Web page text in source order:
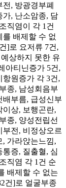
, 방광경부폐
가, 난소암종, 담
직염이 각 1건
배제할 수 없
]로 요저류 7건,
상하지 못한 유
아티닌증가 5건,
원증가 각 3건,
종, 남성회음부
배부름, 급성신부
이상, 보행곤란,
종, 양성전립선
전, 비정상오르
, 가라앉는느낌,
증, 질출혈, 심
직염 각 1건 순
배제할 수 없는
건]로 얼굴부종